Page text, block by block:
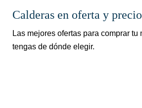
Calderas en oferta y
Las mejores ofertas para comprar
tengas de dónde elegir.